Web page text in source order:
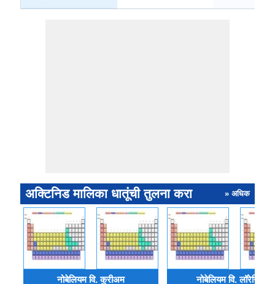
अक्टिनिड मालिका धातूंची तुलना करा » अधिक
नोबेलियम वि. कुरीअम नोबेलियम वि. लॉरेन्सियम